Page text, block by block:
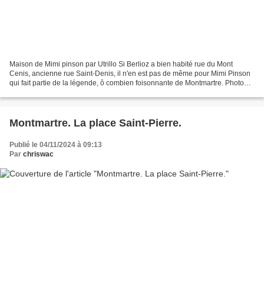
Maison de Mimi pinson par Utrillo Si Berlioz a bien habité rue du Mont
Cenis, ancienne rue Saint-Denis, il n'en est pas de même pour Mimi Pinson
qui fait partie de la légende, ô combien foisonnante de Montmartre. Photo
Montmartre. La place Saint-Pierre.
Publié le 04/11/2024 à 09:13
Par chriswac